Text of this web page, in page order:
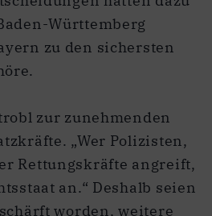
Württemberg
zu den sichersten
zur zunehmenden
„Wer Polizisten,
Rettungskräfte angreift,
an.“ Deshalb seien
worden, weitere